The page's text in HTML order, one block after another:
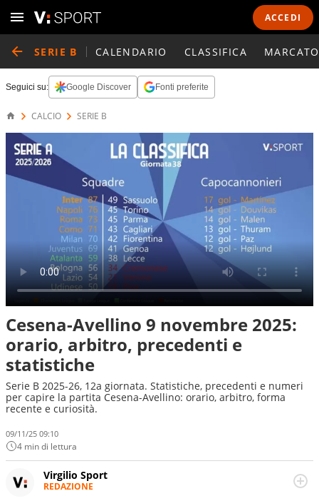
ACCEDI
SERIE B CALENDARIO CLASSIFICA
Seguici su: Google Discover Fonti preferite
CALCIO SERIE B
Cesena-Avellino 9 novembre 2025:
orario, arbitro, precedenti e
statistiche
Serie B 2025-26, 12a giornata. Statistiche, precedenti e numeri
per capire la partita Cesena-Avellino: orario, arbitro, forma
recente e curiosità.
09/11/25 09:10
4 min di lettura
Virgilio Sport
REDAZIONE